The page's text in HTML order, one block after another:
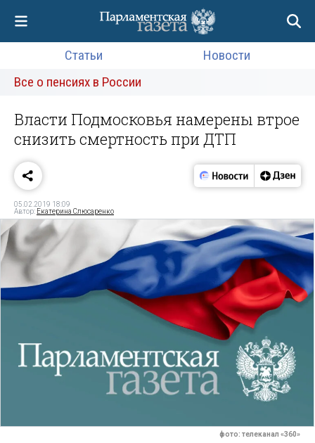
Статьи
Новости
Все о пенсиях в России
Власти Подмосковья намерены втрое
снизить смертность при ДТП
05.02.2019 18:09
Автор: Екатерина Слюсаренко
фото: телеканал «360»